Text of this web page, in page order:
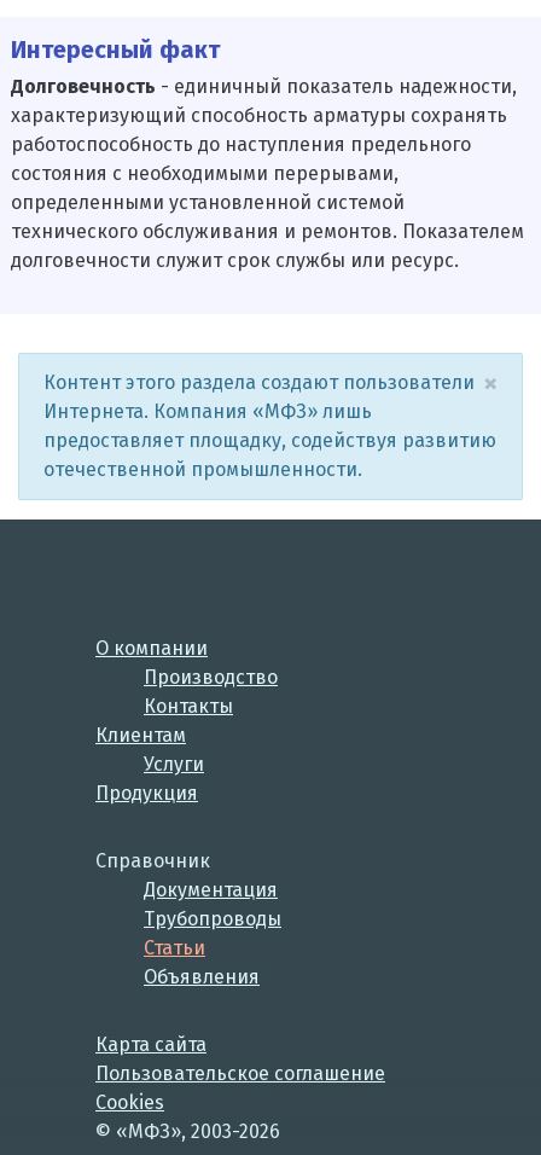
Интересный факт
Долговечность - единичный показатель надежности,
характеризующий способность арматуры сохранять
работоспособность до наступления предельного
состояния с необходимыми перерывами,
определенными установленной системой
технического обслуживания и ремонтов. Показателем
долговечности служит срок службы или ресурс.
×
Контент этого раздела создают пользователи
Интернета. Компания «МФЗ» лишь
предоставляет площадку, содействуя развитию
отечественной промышленности.
О компании
Производство
Контакты
Клиентам
Услуги
Продукция
Справочник
Документация
Трубопроводы
Статьи
Объявления
Карта сайта
Пользовательское соглашение
Cookies
© «МФЗ», 2003-2026